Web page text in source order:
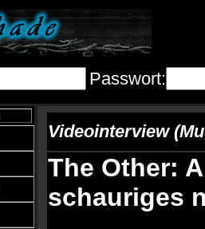
Passwort:
Videointerview
The Other:
schauriges